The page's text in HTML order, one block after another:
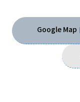
Google Map